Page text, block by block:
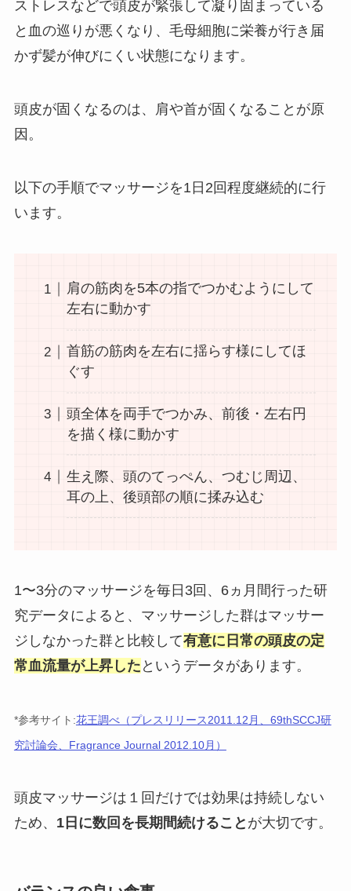
ストレスなどで頭皮が緊張して凝り固まっている
と血の巡りが悪くなり、毛母細胞に栄養が行き届
かず髪が伸びにくい状態になります。
頭皮が固くなるのは、肩や首が固くなることが原
因。
以下の手順でマッサージを1日2回程度継続的に行
います。
肩の筋肉を5本の指でつかむようにして
左右に動かす
首筋の筋肉を左右に揺らす様にしてほ
ぐす
頭全体を両手でつかみ、前後・左右円
を描く様に動かす
生え際、頭のてっぺん、つむじ周辺、
耳の上、後頭部の順に揉み込む
1〜3分のマッサージを毎日3回、6ヵ月間行った研
究データによると、マッサージした群はマッサー
ジしなかった群と比較して有意に日常の頭皮の定
常血流量が上昇した というデータがあります。
*参考サイト:花王調べ（プレスリリース2011.12月、69thSCCJ研
究討論会、Fragrance Journal 2012.10月）
頭皮マッサージは１回だけでは効果は持続しない
ため、 1日に数回を長期間続けること が大切です。